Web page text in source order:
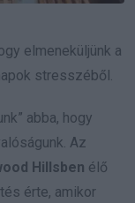
elmeneküljünk a
stresszéből.
abba, hogy
Az
Hillsben élő
érte, amikor